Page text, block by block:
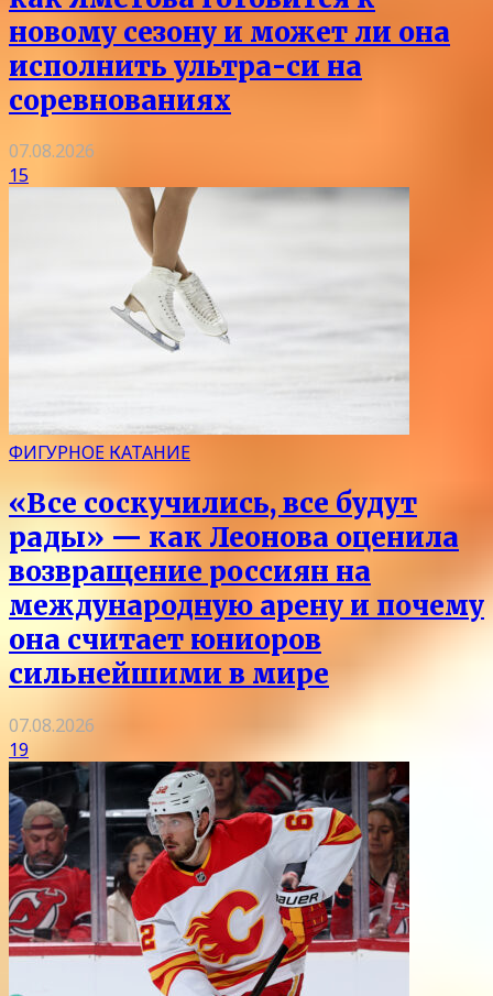
новому сезону и может ли она
исполнить ультра-си на
соревнованиях
07.08.2026
15
ФИГУРНОЕ КАТАНИЕ
«Все соскучились, все будут
рады» — как Леонова оценила
возвращение россиян на
международную арену и почему
она считает юниоров
сильнейшими в мире
07.08.2026
19